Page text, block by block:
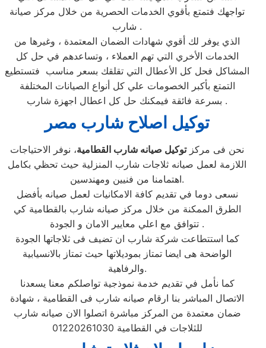
تواجهك فتمتع بأقوي الخدمات الحصرية من خلال مركز صيانة
شارب .
الذي يوفر لك أقوي شهادات الضمان المعتمدة ، وغيرها من
الخدمات الأخري التي تهم العملاء ، وتساعدهم في حل كل
المشاكل فحل كل الأعطال التي تقلقك بسعر مناسب فتستطيع
التمتع بأكبر الخصومات علي كل أنواع الصيانات المختلفة
بسرعة فائقة فيمكنك حل كل اعطال اجهزة شارب .
توكيل اصلاح شارب مصر
نحن فى مركزتوكيل صيانه شارب القطامية، نوفر الاحتياجات
اللازمة لعمل صيانه ثلاجات شارب المنزلية حيث تحظي بكامل
اهتمامنا من فنيين ومهندسين.
نسعى دوما في تقديم كافة الامكانيات لعمل صيانه بأفضل
الطرق الممكنة من خلال مركز صيانه شارب بالقطامية كي
تتوافق مع اعلي معايير الامان و الجودة .
كما استتطاعت شركة شارب ان تضيف فى ثلاجاتها الجودة
الواضحة هى ايضا تمتاز بموديلاتها حيث تمتاز بالانسيابية
والرفاهية.
كما نأمل في تقديم خدمة نموذجية تواصلكم معنا يسعدنا
الاتصال المباشر بنا ارقام صيانه شارب فى القطامية ، شهادة
ضمان معتمدة من المركز مباشرة اتصلوا الان صيانه شارب
للثلاجات في القطامية 01220261030